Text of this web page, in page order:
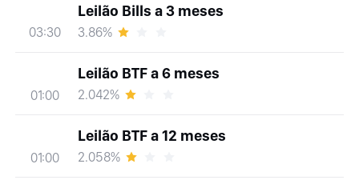
03:30
Leilão Bills a 3 meses
3.86%
01:00
Leilão BTF a 6 meses
2.042%
01:00
Leilão BTF a 12 meses
2.058%